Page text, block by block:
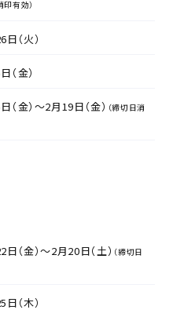
印有効）
（火）
（金）
（金）～2月19日（金） （締切日消
（金）～2月20日（土） （締切日
（木）